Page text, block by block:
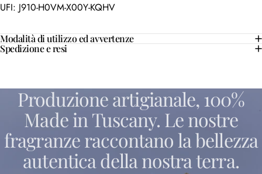
UFI: J910-H0VM-X00Y-KQHV
Modalità di utilizzo ed avvertenze
Spedizione e resi
Produzioneartigianale,100%
Madein Tuscany. Lenostre
fragranzeraccontanolabellezza
autentica dellanostraterra.